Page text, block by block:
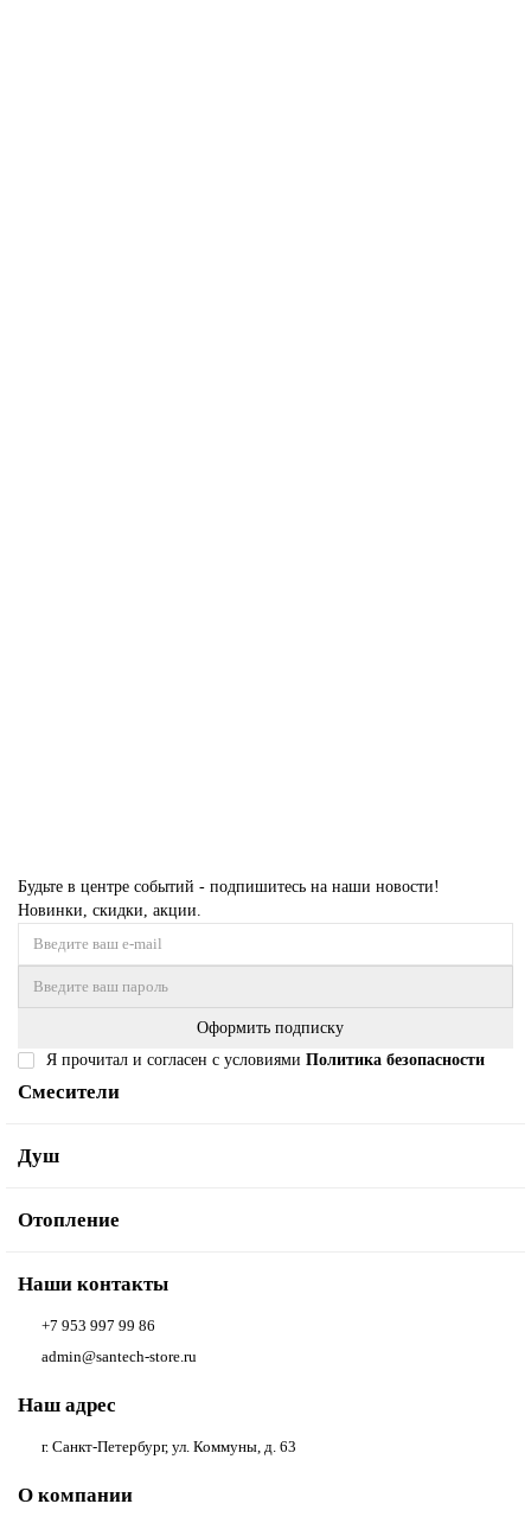
Будьте в центре событий - подпишитесь на наши новости!
Новинки, скидки, акции.
Оформить подписку
Я прочитал и согласен с условиями Политика безопасности
Смесители
Душ
Отопление
Наши контакты
+7 953 997 99 86
admin@santech-store.ru
Наш адрес
г. Санкт-Петербург, ул. Коммуны, д. 63
О компании